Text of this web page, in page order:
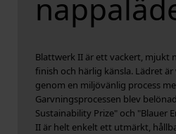
Blattwerk II är ett vackert, mjukt
finish och härlig känsla. Lädret
genom en miljövänlig process
Garvningsprocessen blev
Sustainability Prize" och "Blauer
II är helt enkelt ett utmärkt,